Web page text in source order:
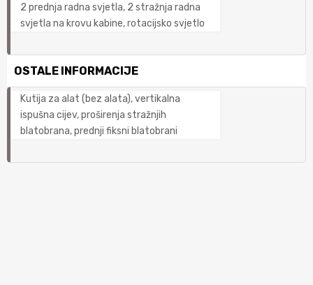
2 prednja radna svjetla, 2 stražnja radna
svjetla na krovu kabine, rotacijsko svjetlo
OSTALE INFORMACIJE
Kutija za alat (bez alata), vertikalna
ispušna cijev, proširenja stražnjih
blatobrana, prednji fiksni blatobrani